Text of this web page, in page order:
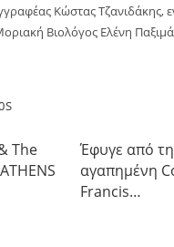
Κώστας Τζανιδάκης,
Βιολόγος Ελένη
The
Έφυγε από
αγαπημένη
Francis…